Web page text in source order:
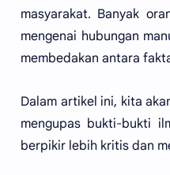
masyarakat. Banyak
mengenai hubungan
membedakan antara
Dalam artikel ini, kita
mengupas bukti-bukti
berpikir lebih kritis dan